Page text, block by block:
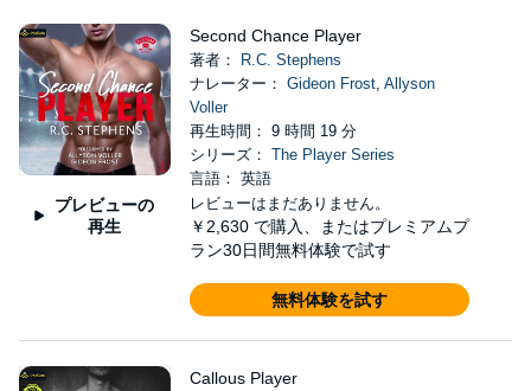
プレビューの
再生
Second Chance Player
著者：
R.C. Stephens
ナレーター： Gideon Frost, Allyson
Voller
再生時間： 9 時間 19 分
シリーズ： The Player Series
言語： 英語
レビューはまだありません。
￥2,630 で購入、またはプレミアムプ
ラン30日間無料体験で試す
無料体験を試す
Callous Player